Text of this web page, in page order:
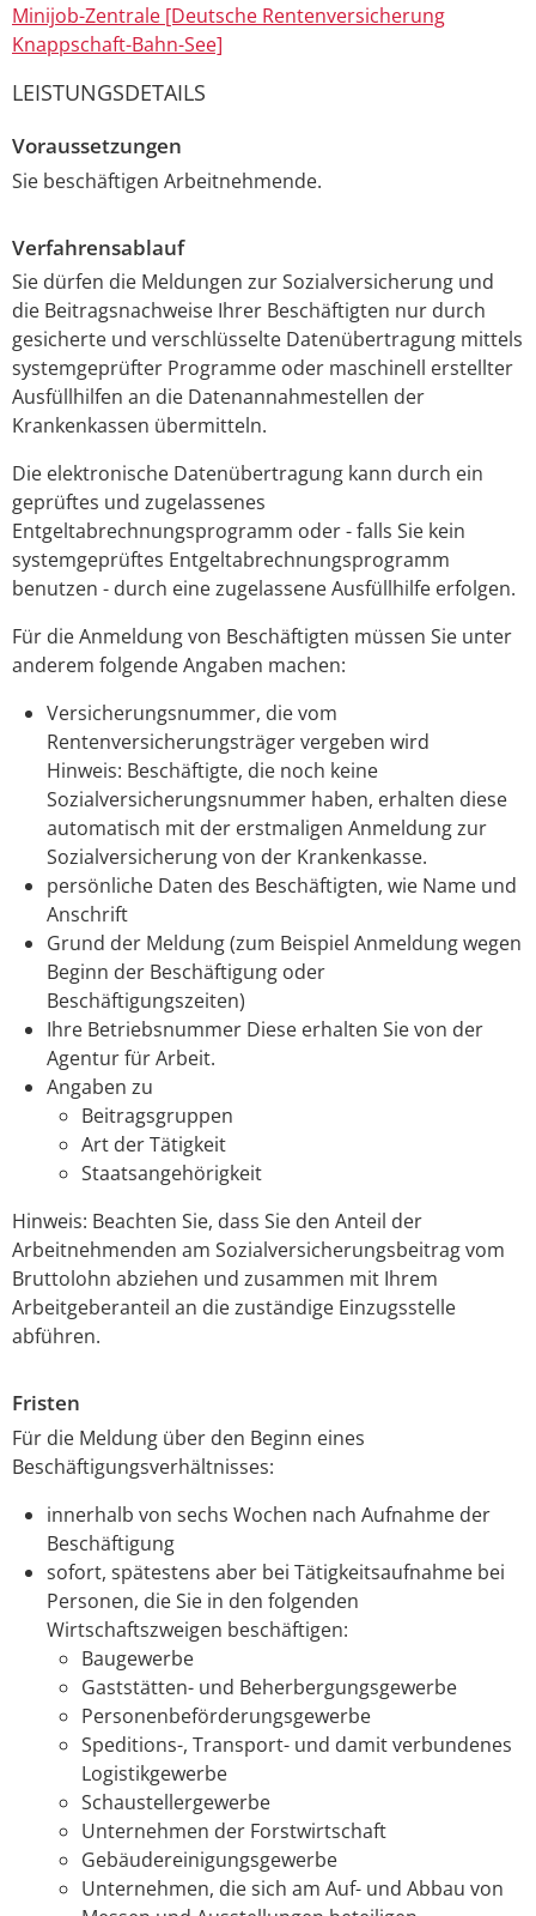
Minijob-Zentrale [Deutsche Rentenversicherung
Knappschaft-Bahn-See]
LEISTUNGSDETAILS
Voraussetzungen
Sie beschäftigen Arbeitnehmende.
Verfahrensablauf
Sie dürfen die Meldungen zur Sozialversicherung und
die Beitragsnachweise Ihrer Beschäftigten nur durch
gesicherte und verschlüsselte Datenübertragung mittels
systemgeprüfter Programme oder maschinell erstellter
Ausfüllhilfen an die Datenannahmestellen der
Krankenkassen übermitteln.
Die elektronische Datenübertragung kann durch ein
geprüftes und zugelassenes
Entgeltabrechnungsprogramm oder - falls Sie kein
systemgeprüftes Entgeltabrechnungsprogramm
benutzen - durch eine zugelassene Ausfüllhilfe erfolgen.
Für die Anmeldung von Beschäftigten müssen Sie unter
anderem folgende Angaben machen:
Versicherungsnummer, die vom
Rentenversicherungsträger vergeben wird
Hinweis: Beschäftigte, die noch keine
Sozialversicherungsnummer haben, erhalten diese
automatisch mit der erstmaligen Anmeldung zur
Sozialversicherung von der Krankenkasse.
persönliche Daten des Beschäftigten, wie Name und
Anschrift
Grund der Meldung(zum Beispiel Anmeldung wegen
Beginn der Beschäftigung oder
Beschäftigungszeiten)
Ihre Betriebsnummer Diese erhalten Sie von der
Agentur für Arbeit.
Angaben zu
Beitragsgruppen
Art der Tätigkeit
Staatsangehörigkeit
Hinweis: Beachten Sie, dass Sie den Anteil der
Arbeitnehmenden am Sozialversicherungsbeitrag vom
Bruttolohn abziehen und zusammen mit Ihrem
Arbeitgeberanteil an die zuständige Einzugsstelle
abführen.
Fristen
Für die Meldung über den Beginn eines
Beschäftigungsverhältnisses:
innerhalb von sechs Wochen nach Aufnahme der
Beschäftigung
sofort, spätestens aber bei Tätigkeitsaufnahme bei
Personen, die Sie in den folgenden
Wirtschaftszweigen beschäftigen:
Baugewerbe
Gaststätten- und Beherbergungsgewerbe
Personenbeförderungsgewerbe
Speditions-, Transport- und damit verbundenes
Logistikgewerbe
Schaustellergewerbe
Unternehmen der Forstwirtschaft
Gebäudereinigungsgewerbe
Unternehmen, die sich am Auf- und Abbau von